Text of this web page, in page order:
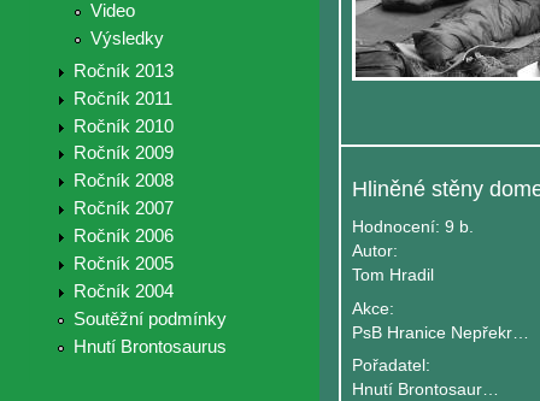
Video
Výsledky
Ročník 2013
Ročník 2011
Ročník 2010
Ročník 2009
Ročník 2008
Ročník 2007
Ročník 2006
Ročník 2005
Ročník 2004
Soutěžní podmínky
Hnutí Brontosaurus
Hodnocení: 9 b.
Autor:
Tom Hradil
Akce:
Pořadatel:
Hnutí Brontosaurus Jeseníky